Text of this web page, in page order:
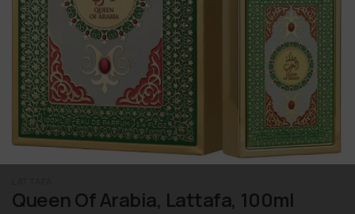
Queen Of Arabia, Lattafa, 100ml